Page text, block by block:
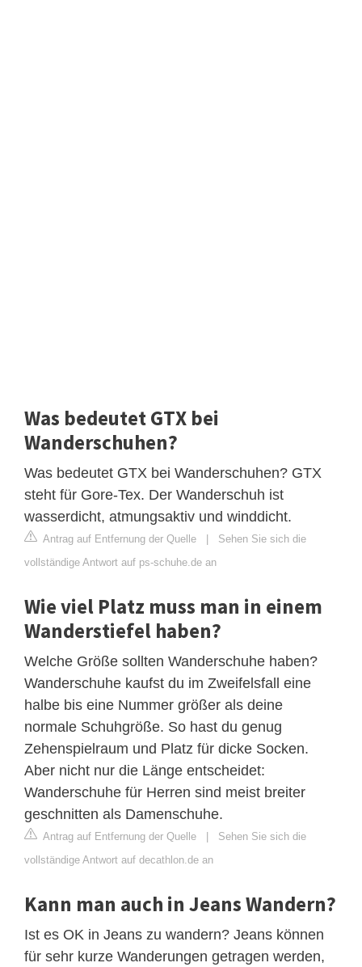
Was bedeutet GTX bei
Wanderschuhen?
Was bedeutet GTX bei Wanderschuhen? GTX
steht für Gore-Tex. Der Wanderschuh ist
wasserdicht, atmungsaktiv und winddicht.
Antrag auf Entfernung der Quelle | Sehen Sie sich die
vollständige Antwort auf ps-schuhe.de an
Wie viel Platz muss man in einem
Wanderstiefel haben?
Welche Größe sollten Wanderschuhe haben?
Wanderschuhe kaufst du im Zweifelsfall eine
halbe bis eine Nummer größer als deine
normale Schuhgröße. So hast du genug
Zehenspielraum und Platz für dicke Socken.
Aber nicht nur die Länge entscheidet:
Wanderschuhe für Herren sind meist breiter
geschnitten als Damenschuhe.
Antrag auf Entfernung der Quelle | Sehen Sie sich die
vollständige Antwort auf decathlon.de an
Kann man auch in Jeans Wandern?
Ist es OK in Jeans zu wandern? Jeans können
für sehr kurze Wanderungen getragen werden,